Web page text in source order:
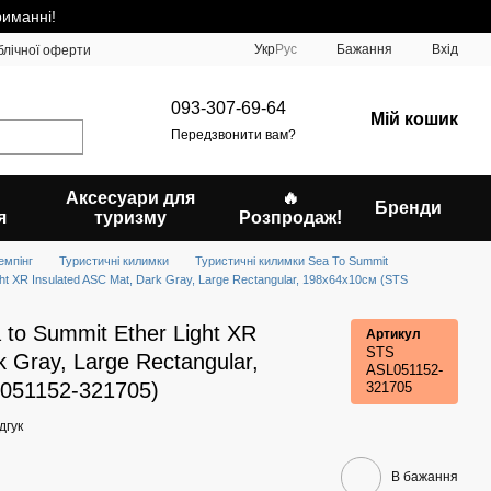
оферти УкрРус Бажання Вхід
093-307-69-64
Передзвонити вам?
Мій кошик
Аксесуари для
туризму
🔥
Розпродаж!
Бренди
Туристичні килимки
Туристичні килимки Sea To Summit
XR Insulated ASC Mat, Dark Gray, Large Rectangular, 198х64х10см (STS
Summit Ether Light XR
Gray, Large Rectangular,
321705)
Артикул
STS
ASL051152-
321705
В бажання